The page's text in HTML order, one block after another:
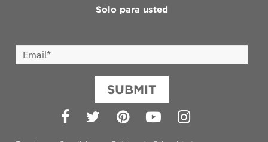
Solo para usted
SUBMIT
Facebook
TwitterPinterest
YouTubeInstagram